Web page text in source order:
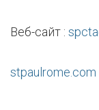
Веб-сайт :
stpaulrome.com